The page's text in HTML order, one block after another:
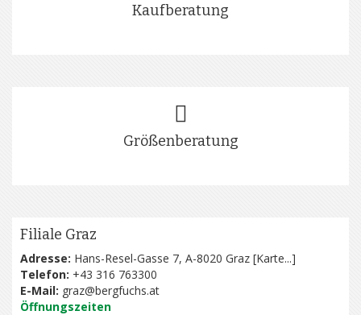
Kaufberatung
Größenberatung
Filiale Graz
Adresse: Hans-Resel-Gasse 7, A-8020 Graz [Karte...]
Telefon: +43 316 763300
E-Mail: graz@bergfuchs.at
Öffnungszeiten